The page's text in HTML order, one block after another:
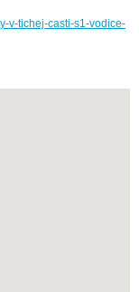
v-tichej-casti-s1-vodice-